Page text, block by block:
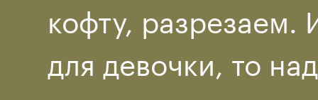
кофту,
для девочки, то